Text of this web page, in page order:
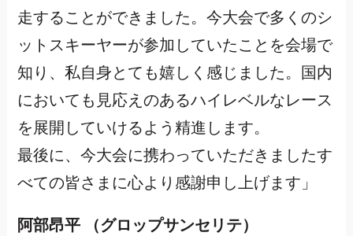
走することができました。今大会で多くのシ
ットスキーヤーが参加していたことを会場で
知り、私自身とても嬉しく感じました。国内
においても見応えのあるハイレベルなレース
を展開していけるよう精進します。
最後に、今大会に携わっていただきましたす
べての皆さまに心より感謝申し上げます」
阿部昂平 （グロップサンセリテ）